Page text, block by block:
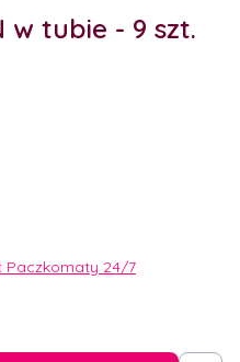
w tubie - 9 szt.
Paczkomaty 24/7